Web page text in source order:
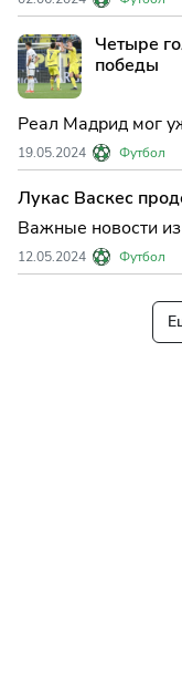
"Манчестер Сити"
выиграл свой 15-й
одной игры, где
Четыре
победы
Реал Мадрид мог
Лиги EA Sports
Анчелотти будет
не смогла
воскресенье.
19.05.2024 Футбол
Лукас Васкес
Важные новости
Васкес подтвердил
«Реале»!
испанский
мадридским
12.05.2024 Футбол